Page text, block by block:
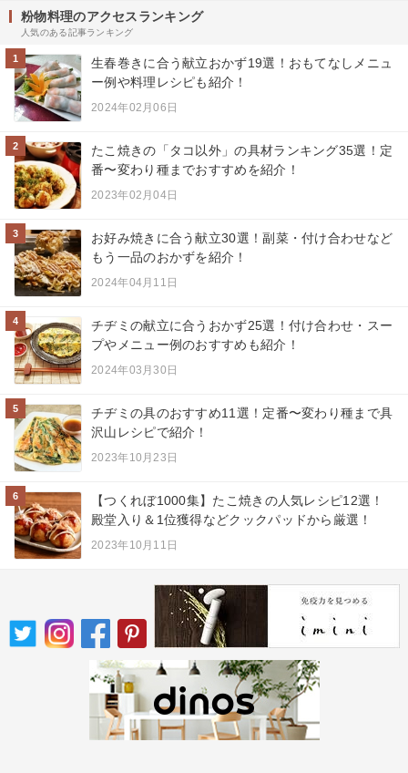
粉物料理のアクセスランキング
人気のある記事ランキング
1
生春巻きに合う献立おかず19選！おもてなしメニュ
ー例や料理レシピも紹介！
2024年02月06日
2
たこ焼きの「タコ以外」の具材ランキング35選！定
番〜変わり種までおすすめを紹介！
2023年02月04日
3
お好み焼きに合う献立30選！副菜・付け合わせなど
もう一品のおかずを紹介！
2024年04月11日
4
チヂミの献立に合うおかず25選！付け合わせ・スー
プやメニュー例のおすすめも紹介！
2024年03月30日
5
チヂミの具のおすすめ11選！定番〜変わり種まで具
沢山レシピで紹介！
2023年10月23日
6
【つくれぼ1000集】たこ焼きの人気レシピ12選！
殿堂入り＆1位獲得などクックパッドから厳選！
2023年10月11日